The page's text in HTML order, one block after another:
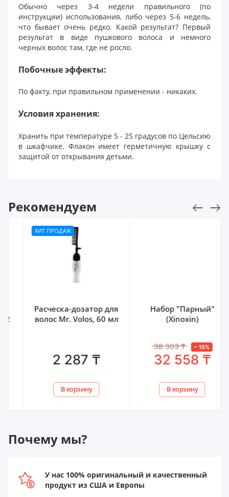
Обычно через 3-4 недели правильного (по
инструкции) использования, либо через 5-6 недель,
что бывает очень редко. Какой результат? Первый
результат в виде пушкового волоса и немного
черных волос там, где не росло.
Побочные эффекты:
По факту, при правильном применении - никаких.
Условия хранения:
Хранить при температуре 5 - 25 градусов по Цельсию
в шкафчике. Флакон имеет герметичную крышку с
защитой от открывания детьми.
Рекомендуем
ХИТ ПРОДАЖ
Расческа-дозатор для
волос Mr. Volos, 60 мл
2 287₸
В корзину
Набор "Парный"
(Xinoxin)
38 303₸ –15 %
32 558₸
В корзину
Почему мы?
У нас 100% оригинальный и качественный
продукт из США и Европы